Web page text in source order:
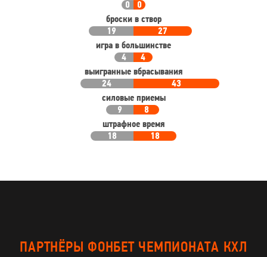
0
0
броски в створ
19
27
игра в большинстве
4
4
выигранные вбрасывания
24
43
силовые приемы
9
8
штрафное время
18
18
ПАРТНЁРЫ ФОНБЕТ ЧЕМПИОНАТА КХЛ